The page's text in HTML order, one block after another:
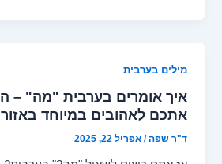
מילים בערבית
איך אומרים בערבית "מה" –
אתכם לאהובים במיוחד
ד"ר שפה/אפריל 22, 2025